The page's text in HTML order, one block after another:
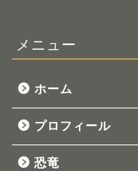
メニュー
ホーム
プロフィール
恐竜